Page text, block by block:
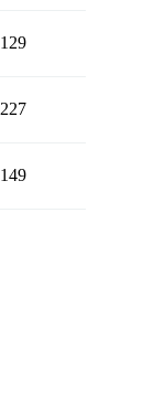
129
227
149